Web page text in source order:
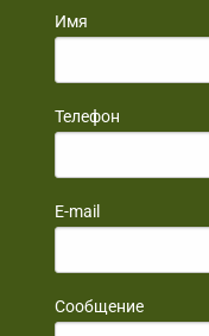
Имя
Телефон
E-mail
Сообщение